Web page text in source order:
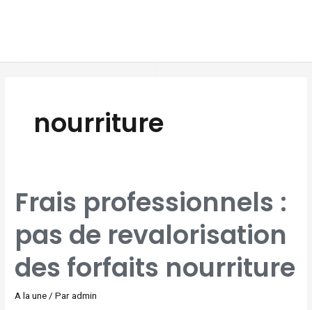
nourriture
Frais professionnels :
pas de revalorisation
des forfaits nourriture
A la une/ Paradmin
FRAIS
PROFESSIONNELS
:
PAS
REVALORISATION
DES
FORFAITS
NOURRITURE